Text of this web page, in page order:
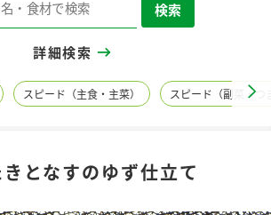
検索
詳細検索
スピード（主食・主菜） スピード（副菜・つ
となすのゆず仕立て